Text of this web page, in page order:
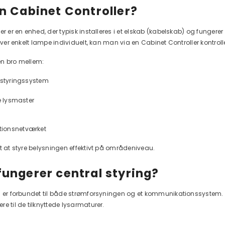
Cabinet Controller?
er en enhed, der typisk installeres i et elskab (kabelskab) og
enkelt lampe individuelt, kan man via en Cabinet Controller
bro mellem:
lysmaster
at styre belysningen effektivt på områdeniveau.
central styring?
er forbundet til både strømforsyningen og et
til de tilknyttede lysarmaturer.